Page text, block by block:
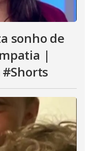
sonho de
|